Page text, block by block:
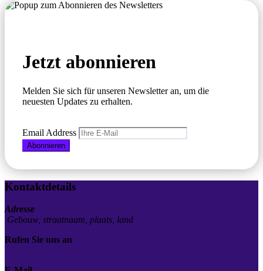
Jetzt abonnieren
Melden Sie sich für unseren Newsletter an, um die
neuesten Updates zu erhalten.
Email Address
Abonnieren
Kontaktdetails
Adresse
Gebouw, straatnaam, plaats, land
Rufen Sie uns an